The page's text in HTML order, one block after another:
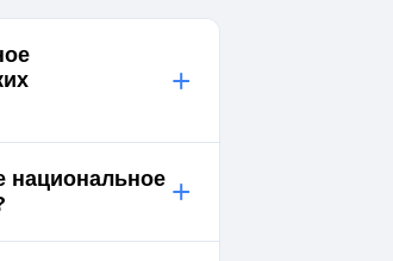
+
национальное +